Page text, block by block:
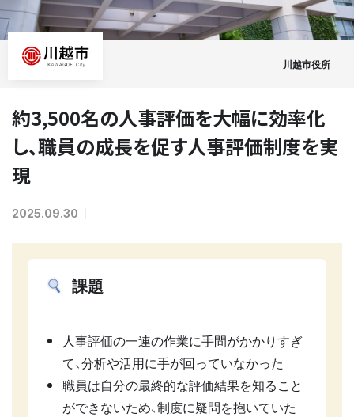
川越市役所
約3,500名の人事評価を大幅に効率化
し、職員の成長を促す人事評価制度を実
現
2025.09.30
課題
人事評価の一連の作業に手間がかかりすぎ
て、分析や活用に手が回っていなかった
職員は自分の最終的な評価結果を知ること
ができないため、制度に疑問を抱いていた